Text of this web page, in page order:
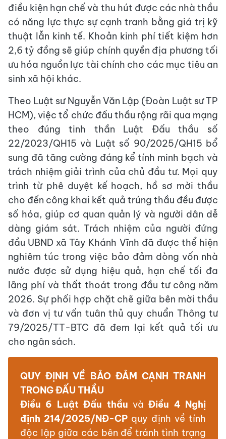
điều kiện hạn chế và thu hút được các nhà thầu
có năng lực thực sự cạnh tranh bằng giá trị kỹ
thuật lẫn kinh tế. Khoản kinh phí tiết kiệm hơn
2,6 tỷ đồng sẽ giúp chính quyền địa phương tối
ưu hóa nguồn lực tài chính cho các mục tiêu an
sinh xã hội khác.
Theo Luật sư Nguyễn Văn Lập (Đoàn Luật sư TP
HCM), việc tổ chức đấu thầu rộng rãi qua mạng
theo đúng tinh thần Luật Đấu thầu số
22/2023/QH15 và Luật số 90/2025/QH15 bổ
sung đã tăng cường đáng kể tính minh bạch và
trách nhiệm giải trình của chủ đầu tư. Mọi quy
trình từ phê duyệt kế hoạch, hồ sơ mời thầu
cho đến công khai kết quả trúng thầu đều được
số hóa, giúp cơ quan quản lý và người dân dễ
dàng giám sát. Trách nhiệm của người đứng
đầu UBND xã Tây Khánh Vĩnh đã được thể hiện
nghiêm túc trong việc bảo đảm dòng vốn nhà
nước được sử dụng hiệu quả, hạn chế tối đa
lãng phí và thất thoát trong đầu tư công năm
2026. Sự phối hợp chặt chẽ giữa bên mời thầu
và đơn vị tư vấn tuân thủ quy chuẩn Thông tư
79/2025/TT-BTC đã đem lại kết quả tối ưu
cho ngân sách.
QUY ĐỊNH VỀ BẢO ĐẢM CẠNH TRANH
TRONG ĐẤU THẦU
Điều 6 Luật Đấu thầu vàĐiều 4 Nghị
định 214/2025/NĐ-CP quy định về tính
độc lập giữa các bên để tránh tình trạng